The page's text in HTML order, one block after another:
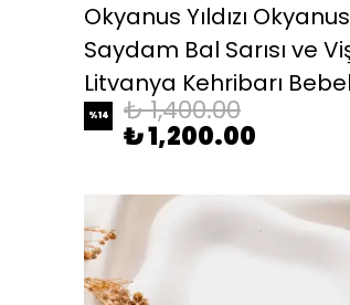
Okyanus Yıldızı
Saydam Bal Sarısı ve
Litvanya Kehribarı
%14 ₺ 1,400.00
₺ 1,200.00